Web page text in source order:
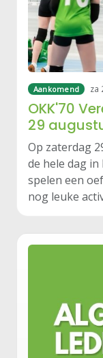
Aankomend za
OKK'70
29
Op zaterdag
de hele dag
spelen een
nog leuke